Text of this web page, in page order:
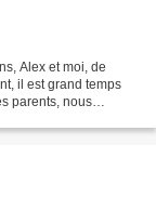
Alex et moi, de
il est grand temps
parents, nous